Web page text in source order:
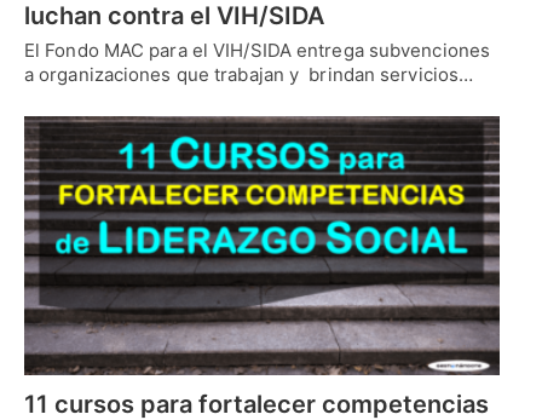
luchan contra el VIH/SIDA
El Fondo MAC para el VIH/SIDA entrega subvenciones
a organizaciones que trabajan y brindan servicios…
11 cursos para fortalecer competencias